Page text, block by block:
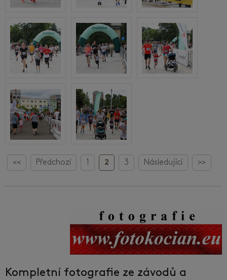
<< Předchozí 1 2 3 Následující >>
Kompletní fotografie ze závodů a